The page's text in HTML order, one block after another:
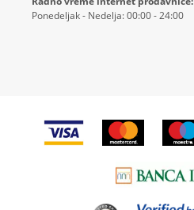
Ponedeljak - Nedelja: 00:00 - 24:00